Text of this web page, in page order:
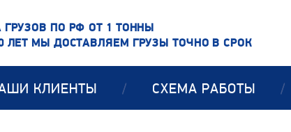
ГРУЗОВ ПО РФ ОТ 1 ТОННЫ
ЛЕТ МЫ ДОСТАВЛЯЕМ ГРУЗЫ ТОЧНО В СРОК
КЛИЕНТЫ / СХЕМА РАБОТЫ /